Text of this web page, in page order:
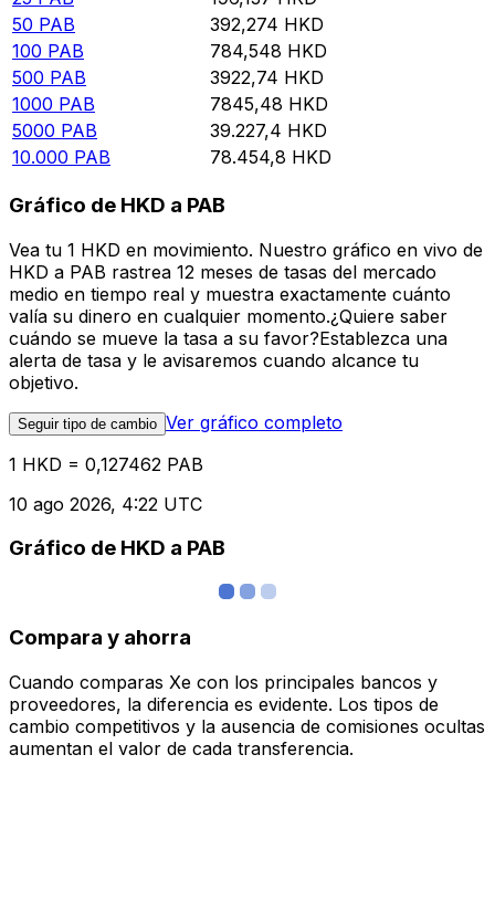
50 PAB 392,274 HKD
100 PAB 784,548 HKD
500 PAB 3922,74 HKD
1000 PAB 7845,48 HKD
5000 PAB 39.227,4 HKD
10.000 PAB 78.454,8 HKD
Gráfico de HKD a PAB
Vea tu 1 HKD en movimiento. Nuestro gráfico en vivo de
HKD a PAB rastrea 12 meses de tasas del mercado
medio en tiempo real y muestra exactamente cuánto
valía su dinero en cualquier momento.¿Quiere saber
cuándo se mueve la tasa a su favor?Establezca una
alerta de tasa y le avisaremos cuando alcance tu
objetivo.
Seguir tipo de cambio Ver gráfico completo
1 HKD = 0,127462 PAB
10 ago 2026, 4:22 UTC
Gráfico de HKD a PAB
Compara y ahorra
Cuando comparas Xe con los principales bancos y
proveedores, la diferencia es evidente. Los tipos de
cambio competitivos y la ausencia de comisiones ocultas
aumentan el valor de cada transferencia.